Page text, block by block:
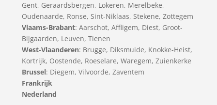
Gent, Geraardsbergen, Lokeren, Merelbeke,
Oudenaarde, Ronse, Sint-Niklaas, Stekene, Zottegem
Vlaams-Brabant: Aarschot, Affligem, Diest, Groot-
Bijgaarden, Leuven, Tienen
West-Vlaanderen: Brugge, Diksmuide, Knokke-Heist,
Kortrijk, Oostende, Roeselare, Waregem, Zuienkerke
Brussel: Diegem, Vilvoorde, Zaventem
Frankrijk
Nederland